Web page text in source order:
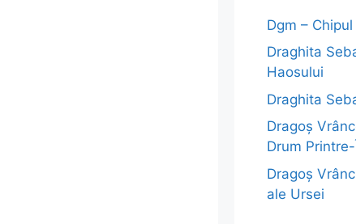
Dgm – Chipul
Draghita
Haosului
Draghita
Dragoş
Drum
Dragoş
ale Ursei